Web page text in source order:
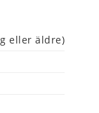
eller äldre)